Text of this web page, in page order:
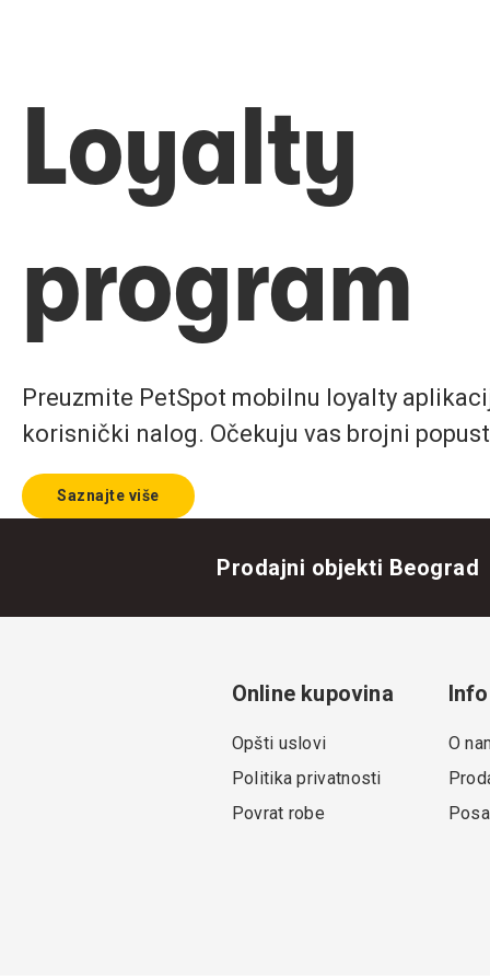
Loyalty
program
Preuzmite PetSpot mobilnu loyalty
korisnički nalog. Očekuju vas brojni
Saznajte više
Prodajni objekti Beograd
Online kupovina
Opšti uslovi
Politika privatnosti
Povrat robe
Info
O